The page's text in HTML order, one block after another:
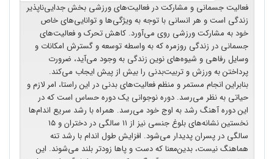
فعالیت جسمانی و مشارکت در فعالیت‌های ورزشی بخش جدایی‌ناپذیر
زندگی است و هر انسانی با توجه به ویژگی‌ها و توانایی‌های خاص
خود به مشارکت ورزشی روی می‌آورد. کاهش تحرک و فعالیت‌های
جسمانی در زندگی روزمره که به واسطه توسعه و گسترش امکانات و
وسایل رفاهی و شیوه‌های نوین زندگی به وجود می‌آید، ضرورت
پرداختن به ورزش و تربیت‌بدنی را بیش از پیش ایجاب می‌کند.
بنابراین انجام مستمر و منظم فعالیت‌های بدنی در این راستا، امر لازم و
حیاتی به نظر می‌رسد. دوره نوجوانی یک دوره حساس است که در
این دوره آهنگ رشد به اوج خود می‌رسد. همراه با رشد سریع اندام‌ها
نخستین نشانه‌های بلوغ جنسی نیز از ۱۱ سالگی در دختران و ۱۵
سالگی در پسران پدیدار می‌شود. افزایش طول اندام با رشد تنه
هماهنگ نیست، بدین‌معنا که دست و پاها زودتر بلند می‌شوند. این